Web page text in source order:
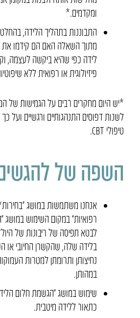
ומקדמים.*
התבוננות בתהליך הלידה,
מתוך השאלה האם הם קידמו את
לידה כפי שהיא ביקשה לעצמה,
פיזיולוגית או רפואית ללא
*יש היום מחקרים רבים על הגמישות של
לשנות דפוסים התנהגותיים ורגשיים ועל
טיפולי CBT.
השפה של
אנחנו משתמשות במושג
רפואיות” במקום השימוש במושג
לבטא תפיסה של ריבונות של
בלידה שלה, שהקשרן החיובי או
נחיצותן ותרומתן למטרות
במהותן.
שימוש במושג “הגשמת חלום
כתאור ללידה מיטבית.